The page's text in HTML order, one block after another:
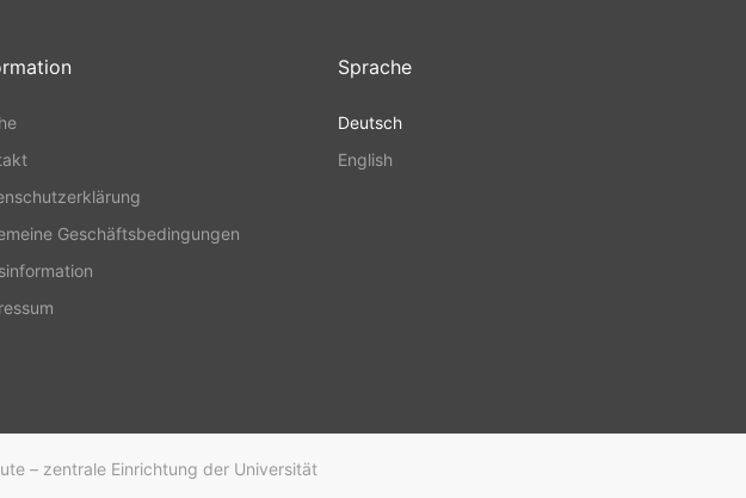
Geschäftsbedingungen
Sprache
Deutsch
English
– zentrale Einrichtung der Universität